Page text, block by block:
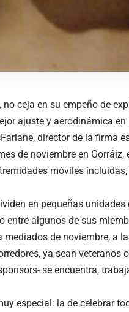
ceja en su empeño de
ajuste y aerodinámica en
director de la firma
de noviembre en Gorráiz,
móviles incluidas,
en pequeñas unidades
entre algunos de sus
de noviembre, a
ya sean veteranos
se encuentra,
especial: la de celebrar